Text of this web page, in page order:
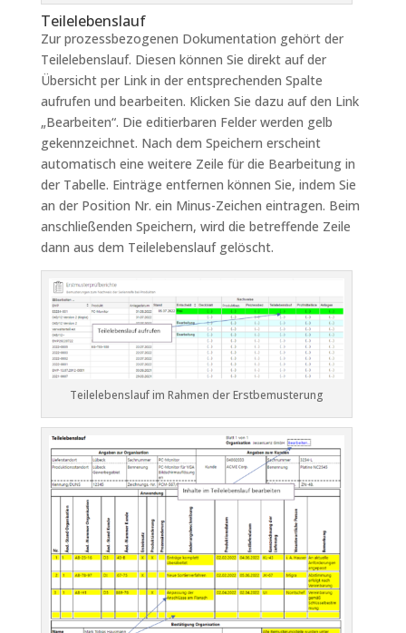
Teilelebenslauf
Zur prozessbezogenen Dokumentation gehört der
Teilelebenslauf. Diesen können Sie direkt auf der
Übersicht per Link in der entsprechenden Spalte
aufrufen und bearbeiten. Klicken Sie dazu auf den Link
„Bearbeiten“. Die editierbaren Felder werden gelb
gekennzeichnet. Nach dem Speichern erscheint
automatisch eine weitere Zeile für die Bearbeitung in
der Tabelle. Einträge entfernen können Sie, indem Sie
an der Position Nr. ein Minus-Zeichen eintragen. Beim
anschließenden Speichern, wird die betreffende Zeile
dann aus dem Teilelebenslauf gelöscht.
Teilelebenslauf im Rahmen der Erstbemusterung